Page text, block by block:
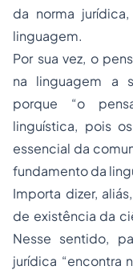
da norma
linguagem.
Por sua vez, o
na linguagem a
porque “o
linguística, pois
essencial da
fundamento da
Importa dizer,
de existência da
Nesse sentido,
jurídica “encontra